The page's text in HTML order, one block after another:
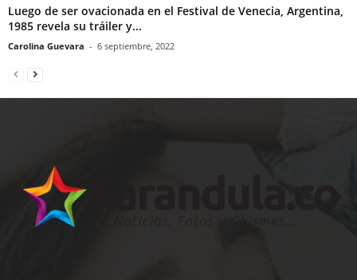
Luego de ser ovacionada en el Festival de Venecia, Argentina,
1985 revela su tráiler y...
Carolina Guevara - 6 septiembre, 2022